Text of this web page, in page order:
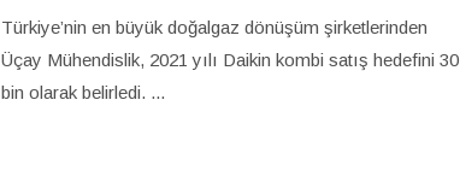
Türkiye’nin en büyük doğalgaz dönüşüm şirketlerinden
Üçay Mühendislik, 2021 yılı Daikin kombi satış hedefini 30
bin olarak belirledi. ...